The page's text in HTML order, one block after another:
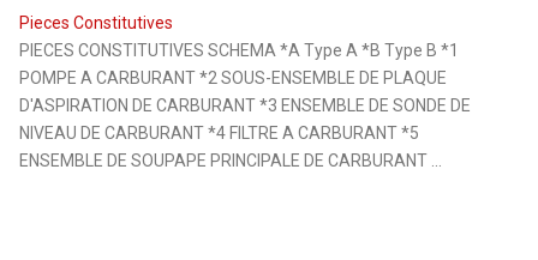
Pieces Constitutives
PIECES CONSTITUTIVES SCHEMA *A Type A *B Type B *1
POMPE A CARBURANT *2 SOUS-ENSEMBLE DE PLAQUE
D'ASPIRATION DE CARBURANT *3 ENSEMBLE DE SONDE DE
NIVEAU DE CARBURANT *4 FILTRE A CARBURANT *5
ENSEMBLE DE SOUPAPE PRINCIPALE DE CARBURANT ...